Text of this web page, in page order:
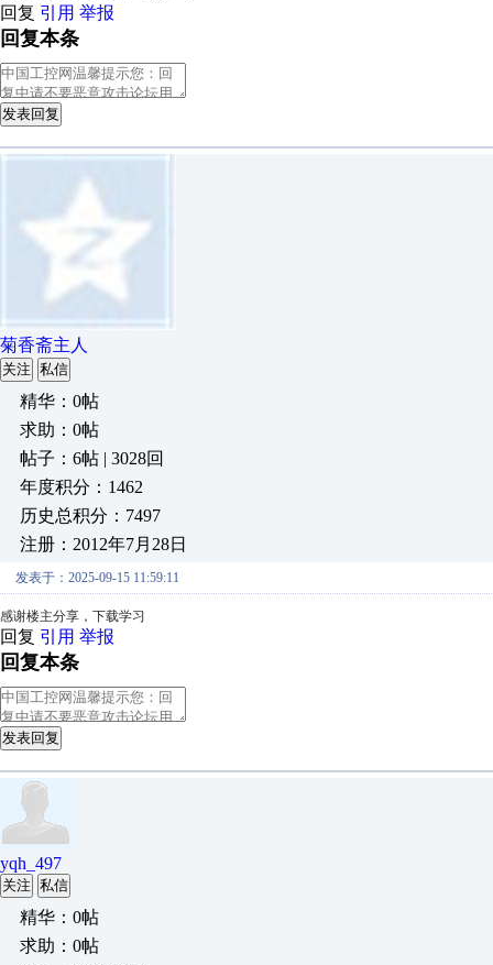
回复 引用 举报
回复本条
发表回复
菊香斋主人
关注 私信
精华：0帖
求助：0帖
帖子：6帖 | 3028回
年度积分：1462
历史总积分：7497
注册：2012年7月28日
发表于：2025-09-15 11:59:11
感谢楼主分享，下载学习
回复 引用 举报
回复本条
发表回复
yqh_497
关注 私信
精华：0帖
求助：0帖